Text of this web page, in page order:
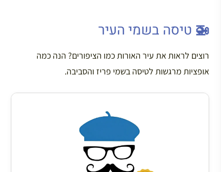
🚁 טיסה בשמי העיר
רוצים לראות את עיר האורות כמו הציפורים? הנה כמה
אופציות מרגשות לטיסה בשמי פריז והסביבה.